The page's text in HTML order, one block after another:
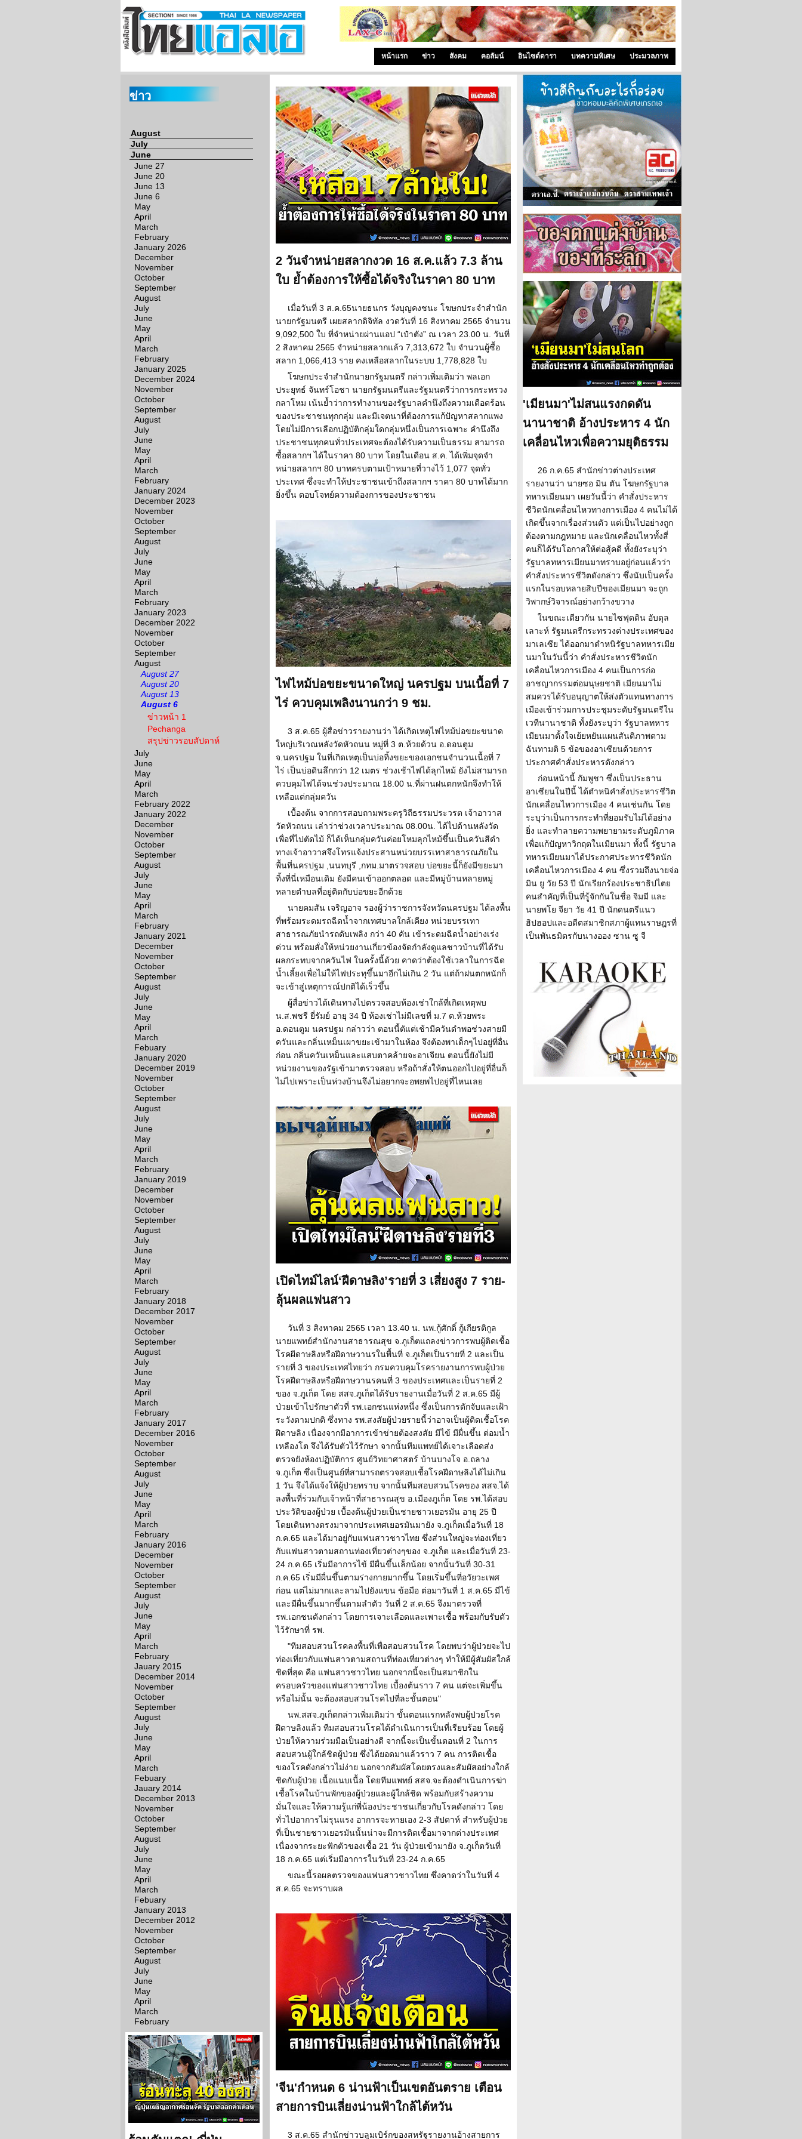
หน้าแรก ข่าว สังคม คอลัมน์ อินไซด์ดารา บทความพิเศษ ประมวลภาพ
ข่าว
August
July
June
June 27
June 20
June 13
June 6
May
April
March
February
January 2026
December
November
October
September
August
July
June
May
April
March
February
January 2025
December 2024
November
October
September
August
July
June
May
April
March
February
January 2024
December 2023
November
October
September
August
July
June
May
April
March
February
January 2023
December 2022
November
October
September
August
August 27
August 20
August 13
August 6
ข่าวหน้า 1
Pechanga
สรุปข่าวรอบสัปดาห์
July
June
May
April
March
February 2022
January 2022
December
November
October
September
August
July
June
May
April
March
February
January 2021
December
November
October
September
August
July
June
May
April
March
Febuary
January 2020
December 2019
November
October
September
August
July
June
May
April
March
February
January 2019
December
November
October
September
August
July
June
May
April
March
February
January 2018
December 2017
November
October
September
August
July
June
May
April
March
February
January 2017
December 2016
November
October
September
August
July
June
May
April
March
February
January 2016
December
November
October
September
August
July
June
May
April
March
February
Jauary 2015
December 2014
November
October
September
August
July
June
May
April
March
Febuary
Jauary 2014
December 2013
November
October
September
August
July
June
May
April
March
Febuary
January 2013
December 2012
November
October
September
August
July
June
May
April
March
February
2 วันจำหน่ายสลากงวด 16 ส.ค.แล้ว 7.3 ล้าน
ใบ ย้ำต้องการให้ซื้อได้จริงในราคา 80 บาท
เมื่อวันที่ 3 ส.ค.65นายธนกร วังบุญคงชนะ โฆษกประจำสำนัก
นายกรัฐมนตรี เผยสลากดิจิทัล งวดวันที่ 16 สิงหาคม 2565 จำนวน
9,092,500 ใบ ที่จำหน่ายผ่านแอป “เป๋าตัง” ณ เวลา 23.00 น. วันที่
2 สิงหาคม 2565 จำหน่ายสลากแล้ว 7,313,672 ใบ จำนวนผู้ซื้อ
สลาก 1,066,413 ราย คงเหลือสลากในระบบ 1,778,828 ใบ
โฆษกประจำสำนักนายกรัฐมนตรี กล่าวเพิ่มเติมว่า พลเอก
ประยุทธ์ จันทร์โอชา นายกรัฐมนตรีและรัฐมนตรีว่าการกระทรวง
กลาโหม เน้นย้ำว่าการทำงานของรัฐบาลคำนึงถึงความเดือดร้อน
ของประชาชนทุกกลุ่ม และมีเจตนาที่ต้องการแก้ปัญหาสลากแพง
โดยไม่มีการเลือกปฏิบัติกลุ่มใดกลุ่มหนึ่งเป็นการเฉพาะ คำนึงถึง
ประชาชนทุกคนทั่วประเทศจะต้องได้รับความเป็นธรรม สามารถ
ซื้อสลากฯ ได้ในราคา 80 บาท โดยในเดือน ส.ค. ได้เพิ่มจุดจำ
หน่ายสลากฯ 80 บาทครบตามเป้าหมายที่วางไว้ 1,077 จุดทั่ว
ประเทศ ซึ่งจะทำให้ประชาชนเข้าถึงสลากฯ ราคา 80 บาทได้มาก
ยิ่งขึ้น ตอบโจทย์ความต้องการของประชาชน
ไฟไหม้บ่อขยะขนาดใหญ่ นครปฐม บนเนื้อที่ 7
ไร่ ควบคุมเพลิงนานกว่า 9 ชม.
3 ส.ค.65 ผู้สื่อข่าวรายงานว่า ได้เกิดเหตุไฟไหม้บ่อขยะขนาด
ใหญ่บริเวณหลังวัดหัวถนน หมู่ที่ 3 ต.ห้วยด้วน อ.ดอนตูม
จ.นครปฐม ในที่เกิดเหตุเป็นบ่อทิ้งขยะของเอกชนจำนวนเนื้อที่ 7
ไร่ เป็นบ่อดินลึกกว่า 12 เมตร ช่วงเช้าไฟได้ลุกไหม้ ยังไม่สามารถ
ควบคุมไฟได้จนช่วงประมาณ 18.00 น.ที่ผ่านฝนตกหนักจึงทำให้
เหลือแต่กลุ่มควัน
เบื้องต้น จากการสอบถามพระครูวิถีธรรมประวรต เจ้าอาวาส
วัดหัวถนน เล่าว่าช่วงเวลาประมาณ 08.00น. ได้ไปด้านหลังวัด
เพื่อที่ไปตัดไม้ ก็ได้เห็นกลุ่มควันค่อยโหมลุกไหม้ขึ้นเป็นควันสีดำ
ทางเจ้าอาวาสจึงโทรแจ้งประสานหน่วยบรรเทาสาธารณภัยใน
พื้นที่นครปฐม ,นนทบุรี ,กทม.มาตรวจสอบ บ่อขยะนี้ก็ยังมีขยะมา
ทิ้งที่นี่เหมือนเดิม ยังมีคนเข้าออกตลอด และมีหมู่บ้านหลายหมู่
หลายตำบลที่อยู่ติดกับบ่อขยะอีกด้วย
นายคมสัน เจริญอาจ รองผู้ว่าราชการจังหวัดนครปฐม ได้ลงพื้น
ที่พร้อมระดมรถฉีดน้ำจากเทศบาลใกล้เคียง หน่วยบรรเทา
สาธารณภัยนำรถดับเพลิง กว่า 40 คัน เข้าระดมฉีดน้ำอย่างเร่ง
ด่วน พร้อมสั่งให้หน่วยงานเกี่ยวข้องจัดกำลังดูแลชาวบ้านที่ได้รับ
ผลกระทบจากควันไฟ ในครั้งนี้ด้วย คาดว่าต้องใช้เวลาในการฉีด
น้ำเลี้ยงเพื่อไม่ให้ไฟประทุขึ้นมาอีกไม่เกิน 2 วัน แต่ถ้าฝนตกหนักก็
จะเข้าสู่เหตุการณ์ปกติได้เร็วขึ้น
ผู้สื่อข่าวได้เดินทางไปตรวจสอบห้องเช่าใกล้ที่เกิดเหตุพบ
น.ส.พชรี ยี่รัมย์ อายุ 34 ปี ห้องเช่าไม่มีเลขที่ ม.7 ต.ห้วยพระ
อ.ดอนตูม นครปฐม กล่าวว่า ตอนนี้ตัแต่เช้ามีควันดำพอช่วงสายมี
ควันและกลิ่นเหม็นเผาขยะเข้ามาในห้อง จึงต้องพาเด็กๆไปอยู่ที่อื่น
ก่อน กลิ่นควันเหม็นและแสบตาคล้ายจะอาเจียน ตอนนี้ยังไม่มี
หน่วยงานของรัฐเข้ามาตรวจสอบ หรือถ้าสั่งให้ตนออกไปอยู่ที่อื่นก็
ไม่ไปเพราะเป็นห่วงบ้านจึงไม่อยากจะอพยพไปอยู่ที่ไหนเลย
เปิดไทม์ไลน์‘ฝีดาษลิง’รายที่ 3 เสี่ยงสูง 7 ราย-
ลุ้นผลแฟนสาว
วันที่ 3 สิงหาคม 2565 เวลา 13.40 น. นพ.กู้ศักดิ์ กู้เกียรติกูล
นายแพทย์สำนักงานสาธารณสุข จ.ภูเก็ตแถลงข่าวการพบผู้ติดเชื้อ
โรคผีดาษลิงหรือฝีดาษวานรในพื้นที่ จ.ภูเก็ตเป็นรายที่ 2 และเป็น
รายที่ 3 ของประเทศไทยว่า กรมควบคุมโรครายงานการพบผู้ป่วย
โรคฝีดาษลิงหรือฝีดาษวานรคนที่ 3 ของประเทศและเป็นรายที่ 2
ของ จ.ภูเก็ต โดย สสจ.ภูเก็ตได้รับรายงานเมื่อวันที่ 2 ส.ค.65 มีผู้
ป่วยเข้าไปรักษาตัวที่ รพ.เอกชนแห่งหนึ่ง ซึ่งเป็นการดักจับและเฝ้า
ระวังตามปกติ ซึ่งทาง รพ.สงสัยผู้ป่วยรายนี้ว่าอาจเป็นผู้ติดเชื้อโรค
ฝีดาษลิง เนื่องจากมีอาการเข้าข่ายต้องสงสัย มีไข้ มีผื่นขึ้น ต่อมน้ำ
เหลืองโต จึงได้รับตัวไว้รักษา จากนั้นทีมแพทย์ได้เจาะเลือดส่ง
ตรวจยังห้องปฏิบัติการ ศูนย์วิทยาศาสตร์ บ้านบางโจ อ.ถลาง
จ.ภูเก็ต ซึ่งเป็นศูนย์ที่สามารถตรวจสอบเชื้อโรคฝีดาษลิงได้ไม่เกิน
1 วัน จึงได้แจ้งให้ผู้ป่วยทราบ จากนั้นทีมสอบสวนโรคของ สสจ.ได้
ลงพื้นที่ร่วมกับเจ้าหน้าที่สาธารณสุข อ.เมืองภูเก็ต โดย รพ.ได้สอบ
ประวัติของผู้ป่วย เบื้องต้นผู้ป่วยเป็นชายชาวเยอรมัน อายุ 25 ปี
โดยเดินทางตรงมาจากประเทศเยอรมันมายัง จ.ภูเก็ตเมื่อวันที่ 18
ก.ค.65 และได้มาอยู่กับแฟนสาวชาวไทย ซึ่งส่วนใหญ่จะท่องเที่ยว
กับแฟนสาวตามสถานท่องเที่ยวต่างๆของ จ.ภูเก็ต และเมื่อวันที่ 23-
24 ก.ค.65 เริ่มมีอาการไข้ มีผื่นขึ้นเล็กน้อย จากนั้นวันที่ 30-31
ก.ค.65 เริ่มมีผื่นขึ้นตามร่างกายมากขึ้น โดยเริ่มขึ้นที่อวัยวะเพศ
ก่อน แต่ไม่มากและลามไปยังแขน ข้อมือ ต่อมาวันที่ 1 ส.ค.65 มีไข้
และมีผื่นขึ้นมากขึ้นตามลำตัว วันที่ 2 ส.ค.65 จึงมาตรวจที่
รพ.เอกชนดังกล่าว โดยการเจาะเลือดและเพาะเชื้อ พร้อมกับรับตัว
ไว้รักษาที่ รพ.
"ทีมสอบสวนโรคลงพื้นที่เพื่อสอบสวนโรค โดยพบว่าผู้ป่วยจะไป
ท่องเที่ยวกับแฟนสาวตามสถานที่ท่องเที่ยวต่างๆ ทำให้มีผู้สัมผัสใกล้
ชิดที่สุด คือ แฟนสาวชาวไทย นอกจากนี้จะเป็นสมาชิกใน
ครอบครัวของแฟนสาวชาวไทย เบื้องต้นราว 7 คน แต่จะเพิ่มขึ้น
หรือไม่นั้น จะต้องสอบสวนโรคไปที่ละขั้นตอน"
นพ.สสจ.ภูเก็ตกล่าวเพิ่มเติมว่า ขั้นตอนแรกหลังพบผู้ป่วยโรค
ฝีดาษลิงแล้ว ทีมสอบสวนโรคได้ดำเนินการเป็นที่เรียบร้อย โดยผู้
ป่วยให้ความร่วมมือเป็นอย่างดี จากนี้จะเป็นขั้นตอนที่ 2 ในการ
สอบสวนผู้ใกล้ชิดผู้ป่วย ซึ่งได้ยอดมาแล้วราว 7 คน การติดเชื้อ
ของโรคดังกล่าวไม่ง่าย นอกจากสัมผัสโดยตรงและสัมผัสอย่างใกล้
ชิดกับผู้ป่วย เนื้อแนบเนื้อ โดยทีมแพทย์ สสจ.จะต้องดำเนินการฆ่า
เชื้อโรคในบ้านพักของผู้ป่วยและผู้ใกล้ชิด พร้อมกับสร้างความ
มั่นใจและให้ความรู้แก่พี่น้องประชาชนเกี่ยวกับโรคดังกล่าว โดย
ทั่วไปอาการไม่รุนแรง อาการจะหายเอง 2-3 สัปดาห์ สำหรับผู้ป่วย
ที่เป็นชายชาวเยอรมันนั้นน่าจะมีการติดเชื้อมาจากต่างประเทศ
เนื่องจากระยะฟักตัวของเชื้อ 21 วัน ผู้ป่วยเข้ามายัง จ.ภูเก็ตวันที่
18 ก.ค.65 แต่เริ่มมีอาการในวันที่ 23-24 ก.ค.65
ขณะนี้รอผลตรวจของแฟนสาวชาวไทย ซึ่งคาดว่าในวันที่ 4
ส.ค.65 จะทราบผล
'จีน'กำหนด 6 น่านฟ้าเป็นเขตอันตราย เตือน
สายการบินเลี่ยงน่านฟ้าใกล้ไต้หวัน
3 ส.ค.65 สำนักข่าวบลูมเบิร์กของสหรัฐรายงานอ้างสายการ
'เมียนมา'ไม่สนแรงกดดัน
นานาชาติ อ้างประหาร 4 นัก
เคลื่อนไหวเพื่อความยุติธรรม
26 ก.ค.65 สำนักข่าวต่างประเทศ
รายงานว่า นายซอ มิน ตัน โฆษกรัฐบาล
ทหารเมียนมา เผยวันนี้ว่า คำสั่งประหาร
ชีวิตนักเคลื่อนไหวทางการเมือง 4 คนไม่ได้
เกิดขึ้นจากเรื่องส่วนตัว แต่เป็นไปอย่างถูก
ต้องตามกฎหมาย และนักเคลื่อนไหวทั้งสี่
คนก็ได้รับโอกาสให้ต่อสู้คดี ทั้งยังระบุว่า
รัฐบาลทหารเมียนมาทราบอยู่ก่อนแล้วว่า
คำสั่งประหารชีวิตดังกล่าว ซึ่งนับเป็นครั้ง
แรกในรอบหลายสิบปีของเมียนมา จะถูก
วิพากษ์วิจารณ์อย่างกว้างขวาง
ในขณะเดียวกัน นายไซฟุดดิน อับดุล
เลาะห์ รัฐมนตรีกระทรวงต่างประเทศของ
มาเลเซีย ได้ออกมาตำหนิรัฐบาลทหารเมีย
นมาในวันนี้ว่า คำสั่งประหารชีวิตนัก
เคลื่อนไหวการเมือง 4 คนเป็นการก่อ
อาชญากรรมต่อมนุษยชาติ เมียนมาไม่
สมควรได้รับอนุญาตให้ส่งตัวแทนทางการ
เมืองเข้าร่วมการประชุมระดับรัฐมนตรีใน
เวทีนานาชาติ ทั้งยังระบุว่า รัฐบาลทหาร
เมียนมาตั้งใจเย้ยหยันแผนสันติภาพตาม
ฉันทามติ 5 ข้อของอาเซียนด้วยการ
ประกาศคำสั่งประหารดังกล่าว
ก่อนหน้านี้ กัมพูชา ซึ่งเป็นประธาน
อาเซียนในปีนี้ ได้ตำหนิคำสั่งประหารชีวิต
นักเคลื่อนไหวการเมือง 4 คนเช่นกัน โดย
ระบุว่าเป็นการกระทำที่ยอมรับไม่ได้อย่าง
ยิ่ง และทำลายความพยายามระดับภูมิภาค
เพื่อแก้ปัญหาวิกฤตในเมียนมา ทั้งนี้ รัฐบาล
ทหารเมียนมาได้ประกาศประหารชีวิตนัก
เคลื่อนไหวการเมือง 4 คน ซึ่งรวมถึงนายจ่อ
มิน ยู วัย 53 ปี นักเรียกร้องประชาธิปไตย
คนสำคัญที่เป็นที่รู้จักกันในชื่อ จิมมี และ
นายพโย จียา วัย 41 ปี นักดนตรีแนว
ฮิปฮอปและอดีตสมาชิกสภาผู้แทนราษฎรที่
เป็นพันธมิตรกับนางออง ซาน ซู จี